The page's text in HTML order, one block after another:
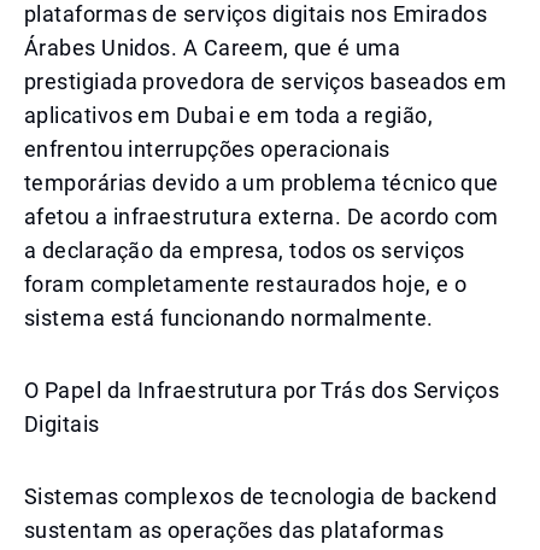
plataformas de serviços digitais nos Emirados
Árabes Unidos. A Careem, que é uma
prestigiada provedora de serviços baseados em
aplicativos em Dubai e em toda a região,
enfrentou interrupções operacionais
temporárias devido a um problema técnico que
afetou a infraestrutura externa. De acordo com
a declaração da empresa, todos os serviços
foram completamente restaurados hoje, e o
sistema está funcionando normalmente.
O Papel da Infraestrutura por Trás dos Serviços
Digitais
Sistemas complexos de tecnologia de backend
sustentam as operações das plataformas